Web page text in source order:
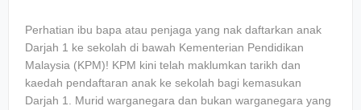
Perhatian ibu bapa atau penjaga yang nak daftarkan anak
Darjah 1 ke sekolah di bawah Kementerian Pendidikan
Malaysia (KPM)! KPM kini telah maklumkan tarikh dan
kaedah pendaftaran anak ke sekolah bagi kemasukan
Darjah 1. Murid warganegara dan bukan warganegara yang